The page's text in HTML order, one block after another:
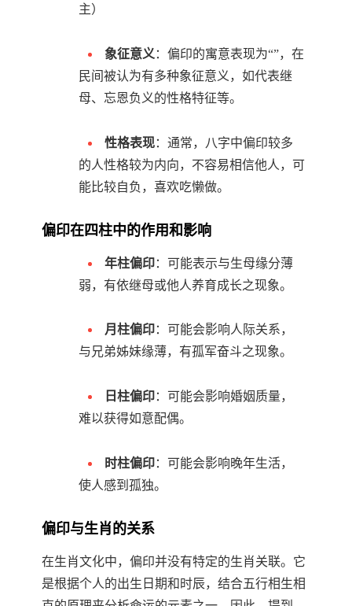
主）
象征意义 ：偏印的寓意表现为“”，在
民间被认为有多种象征意义，如代表继
母、忘恩负义的性格特征等。
性格表现：通常，八字中偏印较多
的人性格较为内向，不容易相信他人，可
能比较自负，喜欢吃懒做。
偏印在四柱中的作用和影响
年柱偏印：可能表示与生母缘分薄
弱，有依继母或他人养育成长之现象。
月柱偏印：可能会影响人际关系，
与兄弟姊妹缘薄，有孤军奋斗之现象。
日柱偏印：可能会影响婚姻质量，
难以获得如意配偶。
时柱偏印：可能会影响晚年生活，
使人感到孤独。
偏印与生肖的关系
在生肖文化中，偏印并没有特定的生肖关联。它
是根据个人的出生日期和时辰，结合五行相生相